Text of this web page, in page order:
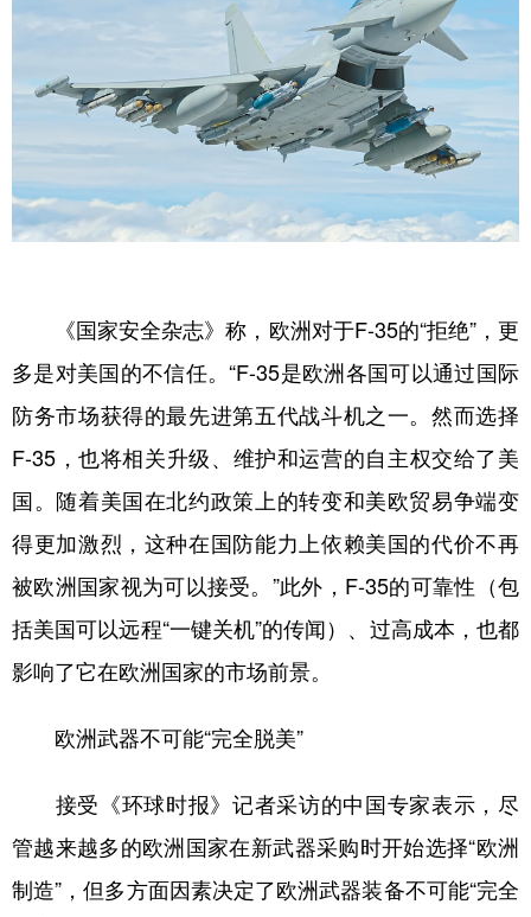
《国家安全杂志》称，欧洲对于F-35的“拒绝”，更
多是对美国的不信任。“F-35是欧洲各国可以通过国际
防务市场获得的最先进第五代战斗机之一。然而选择
F-35，也将相关升级、维护和运营的自主权交给了美
国。随着美国在北约政策上的转变和美欧贸易争端变
得更加激烈，这种在国防能力上依赖美国的代价不再
被欧洲国家视为可以接受。”此外，F-35的可靠性（包
括美国可以远程“一键关机”的传闻）、过高成本，也都
影响了它在欧洲国家的市场前景。
欧洲武器不可能“完全脱美”
接受《环球时报》记者采访的中国专家表示，尽
管越来越多的欧洲国家在新武器采购时开始选择“欧洲
制造”，但多方面因素决定了欧洲武器装备不可能“完全